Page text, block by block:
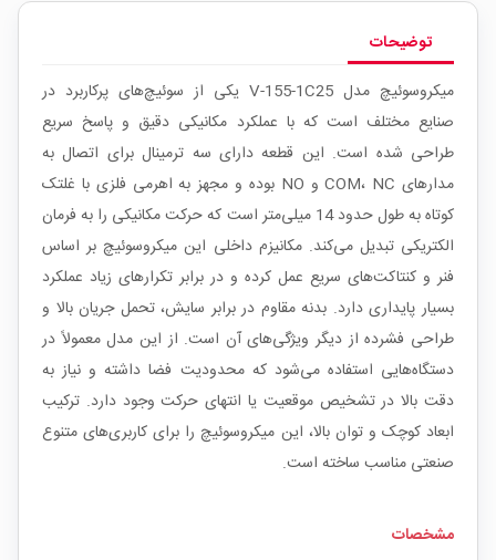
توضیحات
میکروسوئیچ مدل V-155-1C25 یکی از سوئیچ‌های پرکاربرد در
صنایع مختلف است که با عملکرد مکانیکی دقیق و پاسخ سریع
طراحی شده است. این قطعه دارای سه ترمینال برای اتصال به
مدارهای COM، NC و NO بوده و مجهز به اهرمی فلزی با غلتک
کوتاه به طول حدود 14 میلی‌متر است که حرکت مکانیکی را به فرمان
الکتریکی تبدیل می‌کند. مکانیزم داخلی این میکروسوئیچ بر اساس
فنر و کنتاکت‌های سریع عمل کرده و در برابر تکرارهای زیاد عملکرد
بسیار پایداری دارد. بدنه مقاوم در برابر سایش، تحمل جریان بالا و
طراحی فشرده از دیگر ویژگی‌های آن است. از این مدل معمولاً در
دستگاه‌هایی استفاده می‌شود که محدودیت فضا داشته و نیاز به
دقت بالا در تشخیص موقعیت یا انتهای حرکت وجود دارد. ترکیب
ابعاد کوچک و توان بالا، این میکروسوئیچ را برای کاربری‌های متنوع
صنعتی مناسب ساخته است.
مشخصات